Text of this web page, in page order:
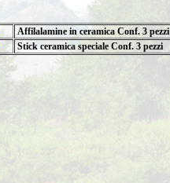
Affilalamine in ceramica Conf. 3 pezzi
Stick ceramica speciale Conf. 3 pezzi